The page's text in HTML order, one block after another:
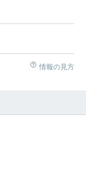
情報の見方